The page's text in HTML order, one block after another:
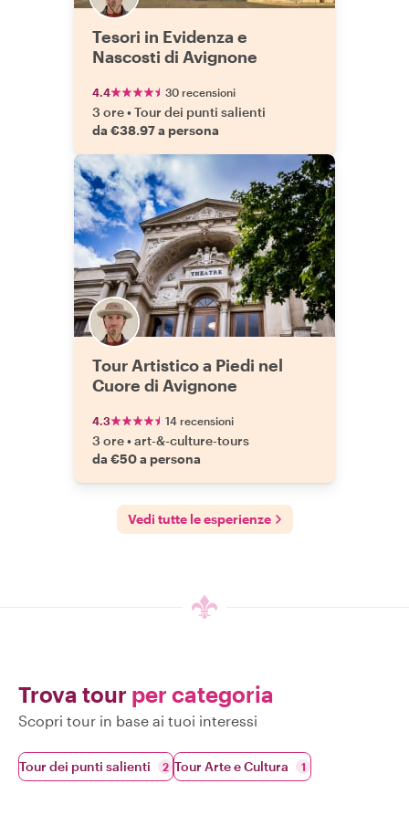
Tesori in Evidenza e
Nascosti di Avignone
4.4 30 recensioni
3 ore•Tour dei punti salienti
da €38.97 a persona
Tour Artistico a Piedi nel
Cuore di Avignone
4.3 14 recensioni
3 ore•art-&-culture-tours
da €50 a persona
Vedi tutte le esperienze
Trova tour per categoria
Scopri tour in base ai tuoi interessi
Tour dei punti salienti 2 Tour Arte e Cultura 1